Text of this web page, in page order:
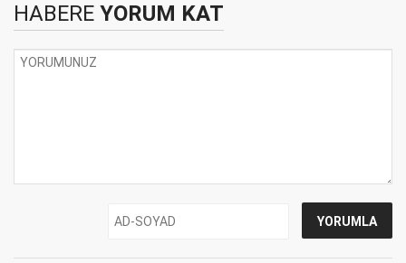
HABERE YORUM KAT